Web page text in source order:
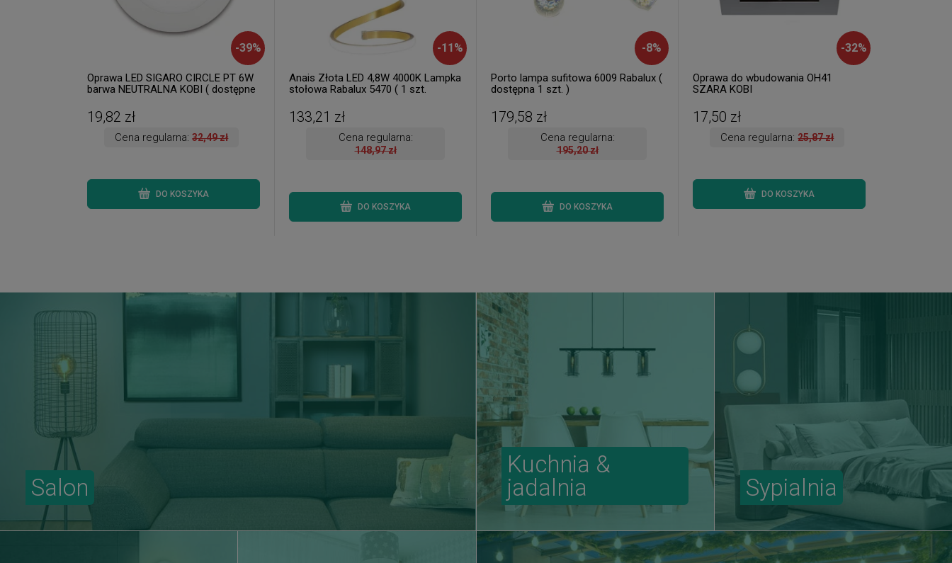
-39%
Oprawa LED SIGARO CIRCLE PT 6W
barwa NEUTRALNA KOBI ( dostępne
19,82 zł
Cena regularna:32,49 zł
DO KOSZYKA
-11 %
Anais Złota LED 4,8W 4000K Lampka
stołowa Rabalux 5470 ( 1 szt.
133,21 zł
Cena regularna:
148,97 zł
DO KOSZYKA
-8%
Porto lampa sufitowa 6009 Rabalux (
dostępna 1 szt. )
179,58 zł
Cena regularna:
195,20 zł
DO KOSZYKA
-32%
Oprawa do wbudowania OH41
SZARA KOBI
17,50 zł
Cena regularna:25,87 zł
DO KOSZYKA
Salon
Kuchnia &
jadalnia
Sypialnia